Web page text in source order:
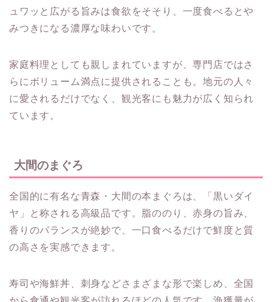
ュワッと広がる旨みは食欲をそそり、一度食べるとや
みつきになる濃厚な味わいです。
家庭料理としても親しまれていますが、専門店ではさ
らにボリューム満点に提供されることも。地元の人々
に愛されるだけでなく、観光客にも魅力が広く知られ
ています。
大間のまぐろ
全国的に有名な青森・大間の本まぐろは、「黒いダイ
ヤ」と称される高級品です。脂ののり、赤身の旨み、
香りのバランスが絶妙で、一口食べるだけで鮮度と質
の高さを実感できます。
寿司や海鮮丼、刺身などさまざまな形で楽しめ、全国